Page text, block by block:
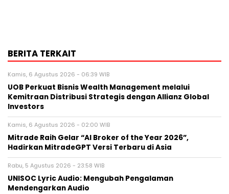
BERITA TERKAIT
Kamis, 6 Agustus 2026 - 06:39 WIB
UOB Perkuat Bisnis Wealth Management melalui
Kemitraan Distribusi Strategis dengan Allianz Global
Investors
Kamis, 6 Agustus 2026 - 02:00 WIB
Mitrade Raih Gelar “AI Broker of the Year 2026”,
Hadirkan MitradeGPT Versi Terbaru di Asia
Rabu, 5 Agustus 2026 - 23:58 WIB
UNISOC Lyric Audio: Mengubah Pengalaman
Mendengarkan Audio